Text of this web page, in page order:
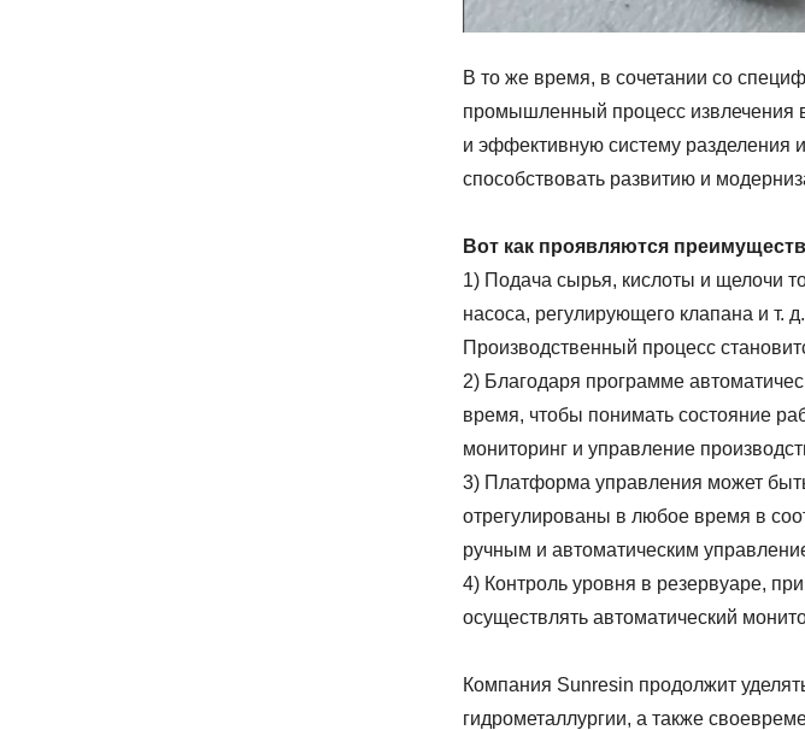
В то же время, в сочетании со
промышленный процесс извлечения
и эффективную систему разделения
способствовать развитию и
Вот как проявляются
1) Подача сырья, кислоты и щелочи
насоса, регулирующего клапана и т.
Производственный процесс
2) Благодаря программе
время, чтобы понимать состояние
мониторинг и управление
3) Платформа управления может
отрегулированы в любое время в
ручным и автоматическим
4) Контроль уровня в резервуаре,
осуществлять автоматический
Компания Sunresin продолжит
гидрометаллургии, а также